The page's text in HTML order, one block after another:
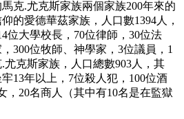
克.尤克斯家族兩個家族200年來的
的愛德華茲家族，人口數1394人，
位大學校長，70位律師，30位法
300位牧師、神學家，3位議員，1
克斯家族，人口總數903人，其
13年以上，7位殺人犯，100位酒
，20名商人（其中有10名是在監獄